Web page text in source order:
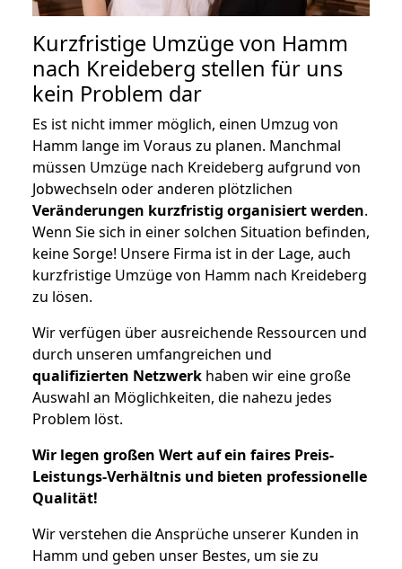
Kurzfristige Umzüge von Hamm
nach Kreideberg stellen für uns
kein Problem dar
Es ist nicht immer möglich, einen Umzug von
Hamm lange im Voraus zu planen. Manchmal
müssen Umzüge nach Kreideberg aufgrund von
Jobwechseln oder anderen plötzlichen
Veränderungen kurzfristig organisiert werden.
Wenn Sie sich in einer solchen Situation befinden,
keine Sorge! Unsere Firma ist in der Lage, auch
kurzfristige Umzüge von Hamm nach Kreideberg
zu lösen.
Wir verfügen über ausreichende Ressourcen und
durch unseren umfangreichen und
qualifizierten Netzwerk haben wir eine große
Auswahl an Möglichkeiten, die nahezu jedes
Problem löst.
Wir legen großen Wert auf ein faires Preis-
Leistungs-Verhältnis und bieten professionelle
Qualität!
Wir verstehen die Ansprüche unserer Kunden in
Hamm und geben unser Bestes, um sie zu